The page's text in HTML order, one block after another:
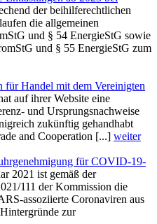
der beihilferechtlichen
die allgemeinen
und § 54 EnergieStG sowie
und § 55 EnergieStG zum
Handel mit dem Vereinigten
auf ihrer Website eine
und Ursprungsnachweise
zukünftig gehandhabt
and Cooperation [...] weiter
für COVID-19-
2021 ist gemäß der
111 der Kommission die
assoziierte Coronaviren aus
zur